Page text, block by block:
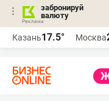
забронируй
валюту
Казань17.5° Москва